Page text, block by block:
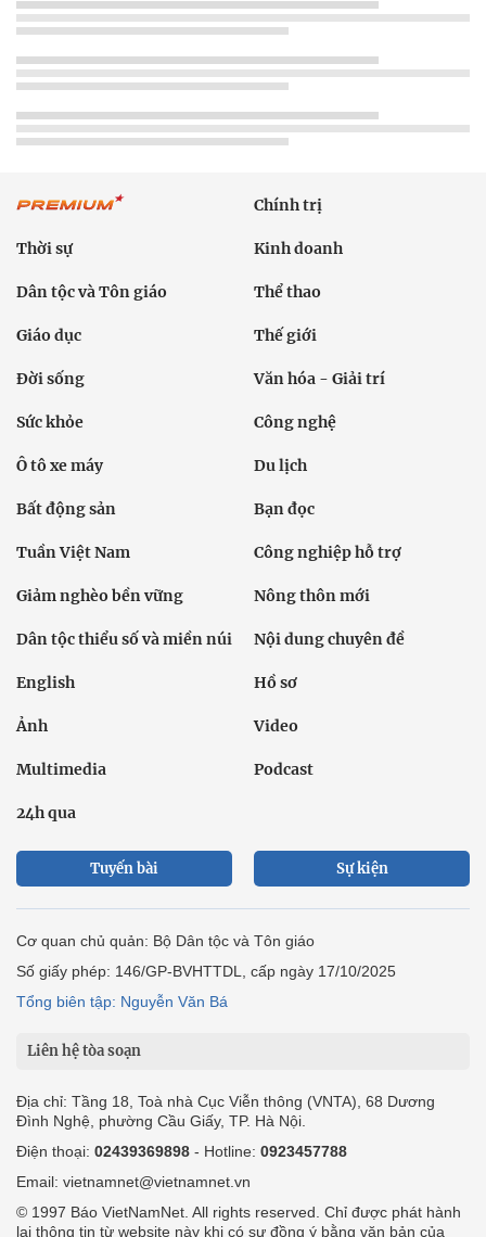
Chính trị
Thời sự Kinh doanh
Dân tộc và Tôn giáo Thể thao
Giáo dục Thế giới
Đời sống Văn hóa - Giải trí
Sức khỏe Công nghệ
Ô tô xe máy Du lịch
Bất động sản Bạn đọc
Tuần Việt Nam Công nghiệp hỗ trợ
Giảm nghèo bền vững Nông thôn mới
Dân tộc thiểu số và miền núi Nội dung chuyên đề
English Hồ sơ
Ảnh Video
Multimedia Podcast
24h qua
Tuyến bài Sự kiện
Cơ quan chủ quản: Bộ Dân tộc và Tôn giáo
Số giấy phép: 146/GP-BVHTTDL, cấp ngày 17/10/2025
Tổng biên tập: Nguyễn Văn Bá
Liên hệ tòa soạn
Địa chỉ: Tầng 18, Toà nhà Cục Viễn thông (VNTA), 68 Dương
Đình Nghệ, phường Cầu Giấy, TP. Hà Nội.
Điện thoại: 02439369898 - Hotline: 0923457788
Email: vietnamnet@vietnamnet.vn
© 1997 Báo VietNamNet. All rights reserved. Chỉ được phát hành
lại thông tin từ website này khi có sự đồng ý bằng văn bản của